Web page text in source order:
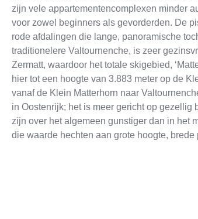
zijn vele appartementencomplexen minder
voor zowel beginners als gevorderden. De
rode afdalingen die lange, panoramische
traditionelere Valtournenche, is zeer
Zermatt, waardoor het totale skigebied,
hier tot een hoogte van 3.883 meter op de
vanaf de Klein Matterhorn naar
in Oostenrijk; het is meer gericht op
zijn over het algemeen gunstiger dan in het
die waarde hechten aan grote hoogte,